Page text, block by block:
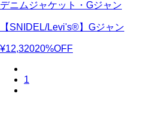
デニムジャケット・Gジャン
【SNIDEL/Levi's®】Gジャン
¥12,32020%OFF
1